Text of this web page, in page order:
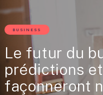
BUSINESS
Le futur du
prédictions
façonneront